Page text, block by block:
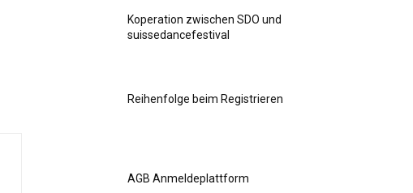
Koperation zwischen SDO und
suissedancefestival
Reihenfolge beim Registrieren
AGB Anmeldeplattform